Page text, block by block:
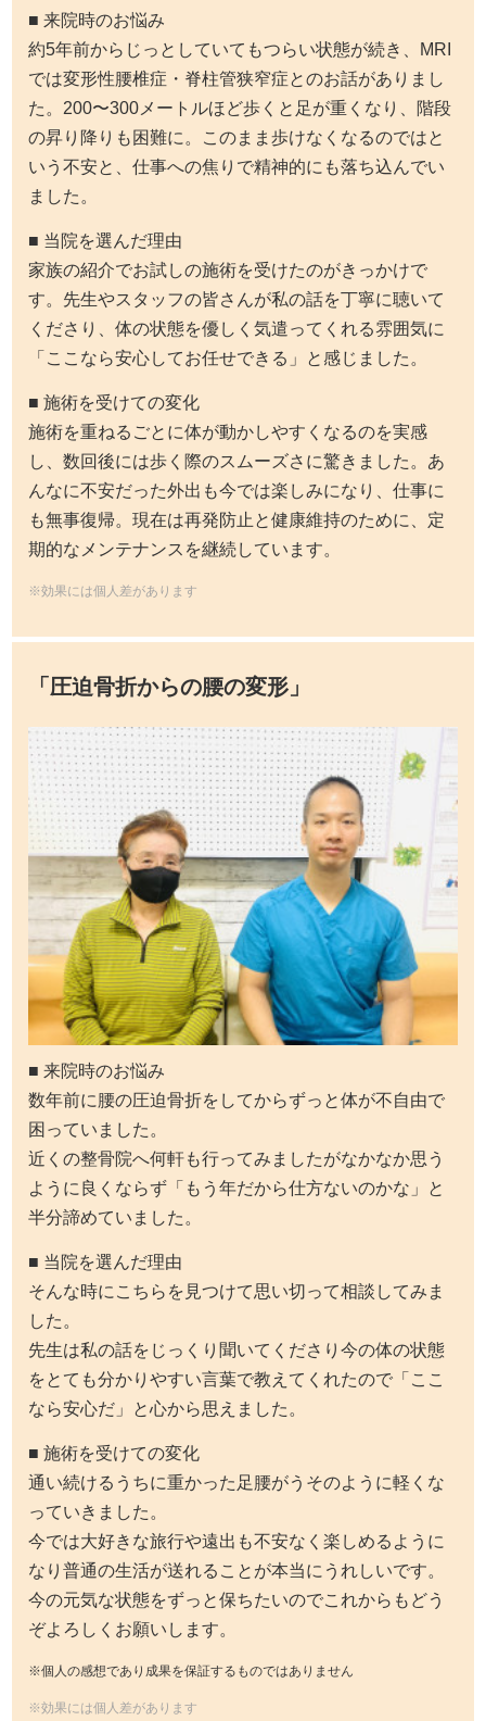
■ 来院時のお悩み
約5年前からじっとしていてもつらい状態が続き、MRI
では変形性腰椎症・脊柱管狭窄症とのお話がありまし
た。200〜300メートルほど歩くと足が重くなり、階段
の昇り降りも困難に。このまま歩けなくなるのではと
いう不安と、仕事への焦りで精神的にも落ち込んでい
ました。
■ 当院を選んだ理由
家族の紹介でお試しの施術を受けたのがきっかけで
す。先生やスタッフの皆さんが私の話を丁寧に聴いて
くださり、体の状態を優しく気遣ってくれる雰囲気に
「ここなら安心してお任せできる」と感じました。
■ 施術を受けての変化
施術を重ねるごとに体が動かしやすくなるのを実感
し、数回後には歩く際のスムーズさに驚きました。あ
んなに不安だった外出も今では楽しみになり、仕事に
も無事復帰。現在は再発防止と健康維持のために、定
期的なメンテナンスを継続しています。
※効果には個人差があります
「圧迫骨折からの腰の変形」
■ 来院時のお悩み
数年前に腰の圧迫骨折をしてからずっと体が不自由で
困っていました。
近くの整骨院へ何軒も行ってみましたがなかなか思う
ように良くならず「もう年だから仕方ないのかな」と
半分諦めていました。
■ 当院を選んだ理由
そんな時にこちらを見つけて思い切って相談してみま
した。
先生は私の話をじっくり聞いてくださり今の体の状態
をとても分かりやすい言葉で教えてくれたので「ここ
なら安心だ」と心から思えました。
■ 施術を受けての変化
通い続けるうちに重かった足腰がうそのように軽くな
っていきました。
今では大好きな旅行や遠出も不安なく楽しめるように
なり普通の生活が送れることが本当にうれしいです。
今の元気な状態をずっと保ちたいのでこれからもどう
ぞよろしくお願いします。
※個人の感想であり成果を保証するものではありません
※効果には個人差があります